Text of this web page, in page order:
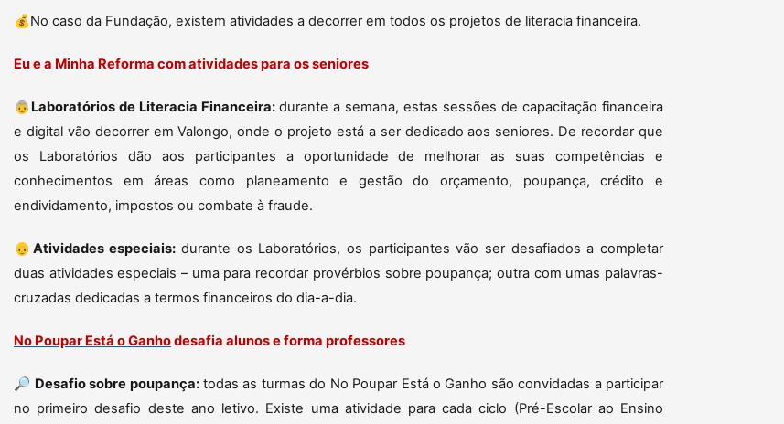
💰No caso da Fundação, existem atividades a decorrer em todos os projetos de literacia financeira.
Eu e a Minha Reforma com atividades para os seniores
👵 Laboratórios de Literacia Financeira: durante a semana, estas sessões de capacitação financeira
e digital vão decorrer em Valongo, onde o projeto está a ser dedicado aos seniores. De recordar que
os Laboratórios dão aos participantes a oportunidade de melhorar as suas competências e
conhecimentos em áreas como planeamento e gestão do orçamento, poupança, crédito e
endividamento, impostos ou combate à fraude.
👴 Atividades especiais:durante os Laboratórios, os participantes vão ser desafiados a completar
duas atividades especiais – uma para recordar provérbios sobre poupança; outra com umas palavras-
cruzadas dedicadas a termos financeiros do dia-a-dia.
No Poupar Está o Ganhodesafia alunos e forma professores
🔎 Desafio sobre poupança:todas as turmas do No Poupar Está o Ganho são convidadas a participar
no primeiro desafio deste ano letivo. Existe uma atividade para cada ciclo (Pré-Escolar ao Ensino